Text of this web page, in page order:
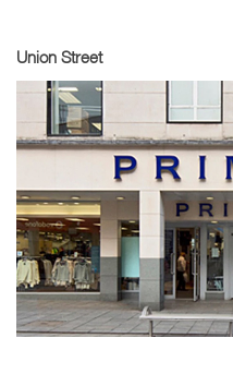
Union Street